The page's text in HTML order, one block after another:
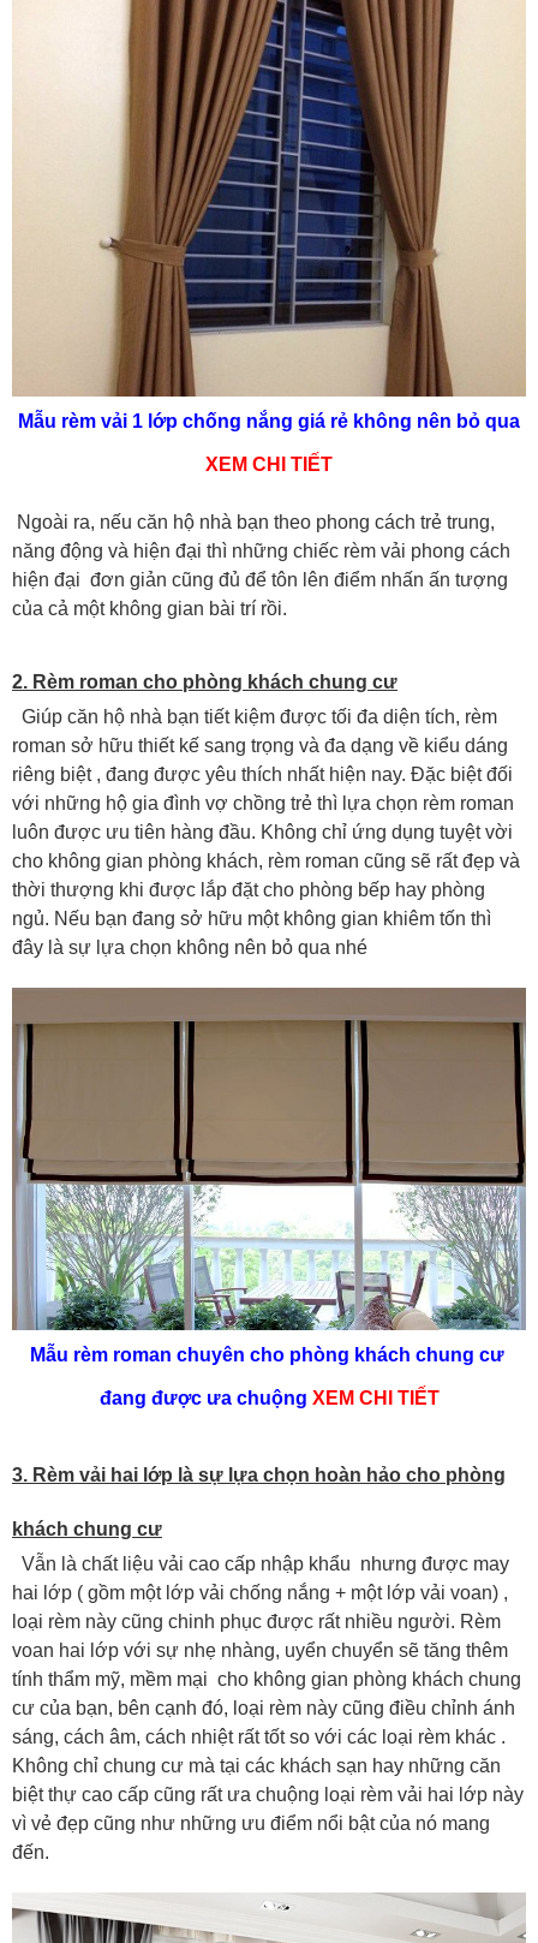
Mẫu rèm vải 1 lớp chống nắng giá rẻ không nên bỏ qua
XEM CHI TIẾT
Ngoài ra, nếu căn hộ nhà bạn theo phong cách trẻ trung,
năng động và hiện đại thì những chiếc rèm vải phong cách
hiện đại đơn giản cũng đủ để tôn lên điểm nhấn ấn tượng
của cả một không gian bài trí rồi.
2. Rèm roman cho phòng khách chung cư
Giúp căn hộ nhà bạn tiết kiệm được tối đa diện tích, rèm
roman sở hữu thiết kế sang trọng và đa dạng về kiểu dáng
riêng biệt , đang được yêu thích nhất hiện nay. Đặc biệt đối
với những hộ gia đình vợ chồng trẻ thì lựa chọn rèm roman
luôn được ưu tiên hàng đầu. Không chỉ ứng dụng tuyệt vời
cho không gian phòng khách, rèm roman cũng sẽ rất đẹp và
thời thượng khi được lắp đặt cho phòng bếp hay phòng
ngủ. Nếu bạn đang sở hữu một không gian khiêm tốn thì
đây là sự lựa chọn không nên bỏ qua nhé
Mẫu rèm roman chuyên cho phòng khách chung cư
đang được ưa chuộng XEM CHI TIẾT
3. Rèm vải hai lớp là sự lựa chọn hoàn hảo cho phòng
khách chung cư
Vẫn là chất liệu vải cao cấp nhập khẩu nhưng được may
hai lớp ( gồm một lớp vải chống nắng + một lớp vải voan) ,
loại rèm này cũng chinh phục được rất nhiều người. Rèm
voan hai lớp với sự nhẹ nhàng, uyển chuyển sẽ tăng thêm
tính thẩm mỹ, mềm mại cho không gian phòng khách chung
cư của bạn, bên cạnh đó, loại rèm này cũng điều chỉnh ánh
sáng, cách âm, cách nhiệt rất tốt so với các loại rèm khác .
Không chỉ chung cư mà tại các khách sạn hay những căn
biệt thự cao cấp cũng rất ưa chuộng loại rèm vải hai lớp này
vì vẻ đẹp cũng như những ưu điểm nổi bật của nó mang
đến.